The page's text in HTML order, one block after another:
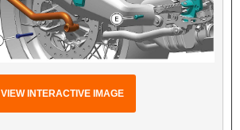
VIEW INTERACTIVE IMAGE